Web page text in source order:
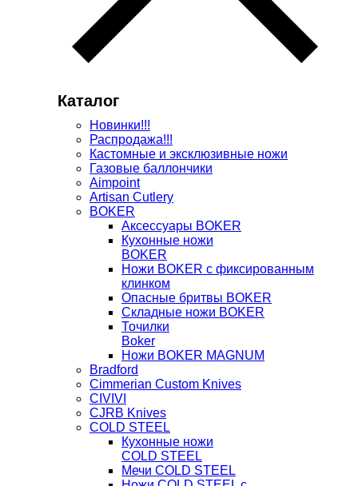
Каталог
Новинки!!!
Распродажа!!!
Кастомные и эксклюзивные ножи
Газовые баллончики
Aimpoint
Artisan Cutlery
BOKER
Аксессуары BOKER
Кухонные ножи
BOKER
Ножи BOKER с фиксированным
клинком
Опасные бритвы BOKER
Складные ножи BOKER
Точилки
Boker
Ножи BOKER MAGNUM
Bradford
Cimmerian Custom Knives
CIVIVI
CJRB Knives
COLD STEEL
Кухонные ножи
COLD STEEL
Мечи COLD STEEL